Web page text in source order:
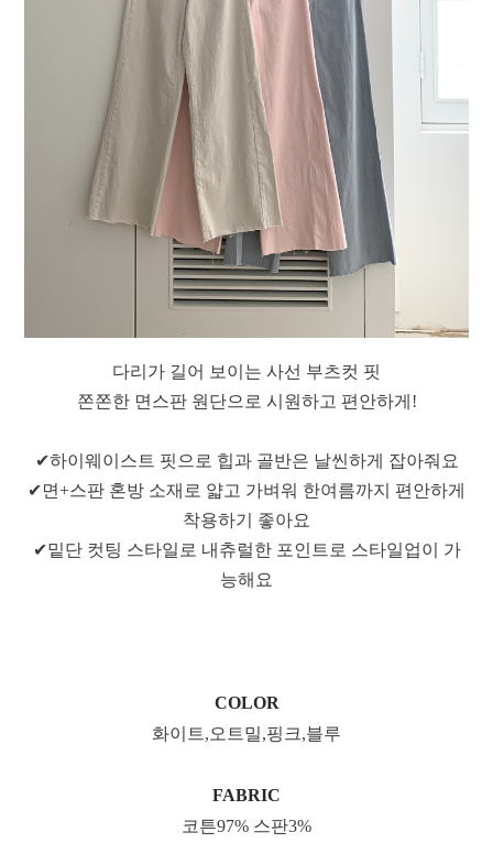
다리가 길어 보이는 사선 부츠컷 핏
쫀쫀한 면스판 원단으로 시원하고 편안하게!
✔하이웨이스트 핏으로 힙과 골반은 날씬하게 잡아줘요
✔면+스판 혼방 소재로 얇고 가벼워 한여름까지 편안하게
착용하기 좋아요
✔밑단 컷팅 스타일로 내츄럴한 포인트로 스타일업이 가
능해요
COLOR
화이트,오트밀,핑크,블루
FABRIC
코튼97% 스판3%